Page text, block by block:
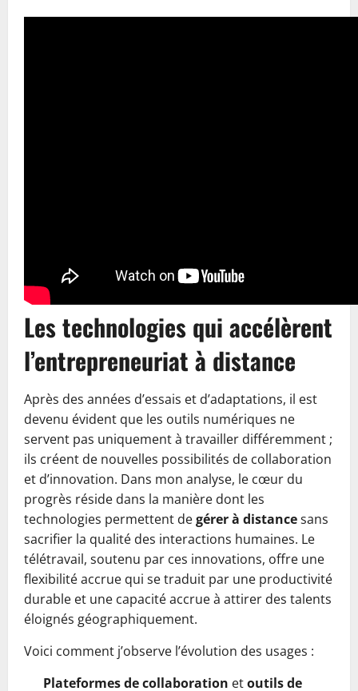
Les technologies qui accélèrent
l’entrepreneuriat à distance
Après des années d’essais et d’adaptations, il est
devenu évident que les outils numériques ne
servent pas uniquement à travailler différemment ;
ils créent de nouvelles possibilités de collaboration
et d’innovation. Dans mon analyse, le cœur du
progrès réside dans la manière dont les
technologies permettent degérer à distancesans
sacrifier la qualité des interactions humaines. Le
télétravail, soutenu par ces innovations, offre une
flexibilité accrue qui se traduit par une productivité
durable et une capacité accrue à attirer des talents
éloignés géographiquement.
Voici comment j’observe l’évolution des usages :
Plateformes de collaboration etoutils de